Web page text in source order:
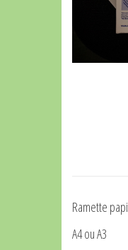
Ramette
A4 ou A3